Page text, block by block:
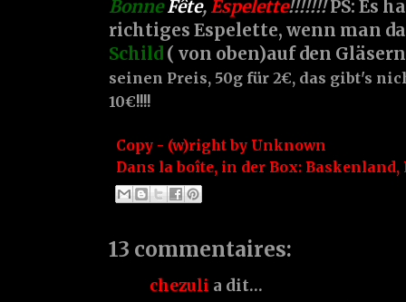
Bonne Fête,Espelette!!!!!!!PS: Es
richtiges Espelette, wenn man
Schild ( von oben)auf den
seinen Preis, 50g für 2€, das gibt's
10€!!!!
Copy - (w)right by Unknown
Dans la boîte, in der Box: Baskenland,
13 commentaires:
chezuli a dit…